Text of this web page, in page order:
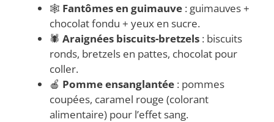
🕸️ Fantômes en guimauve : guimauves +
chocolat fondu + yeux en sucre.
🕷️ Araignées biscuits-bretzels : biscuits
ronds, bretzels en pattes, chocolat pour
coller.
🍎 Pomme ensanglantée : pommes
coupées, caramel rouge (colorant
alimentaire) pour l’effet sang.